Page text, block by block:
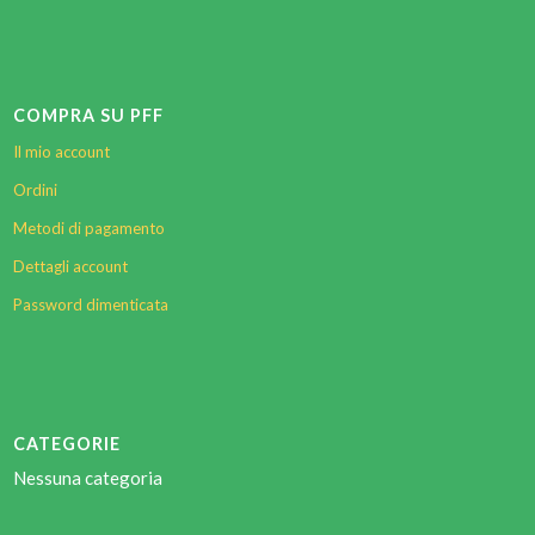
COMPRA SU PFF
Il mio account
Ordini
Metodi di pagamento
Dettagli account
Password dimenticata
CATEGORIE
Nessuna categoria